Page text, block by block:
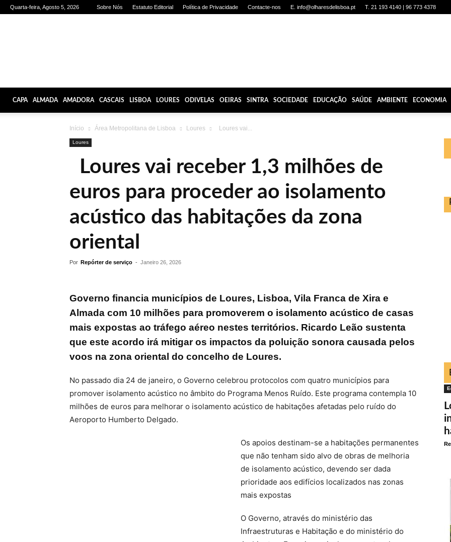
Quarta-feira, Agosto 5, 2026 Sobre Nós Estatuto Editorial Política de Privacidade Contacte-nos E. info@olharesdelisboa.pt T. 21 193 4140 | 96 773 4378
CAPA ALMADA AMADORA CASCAIS LISBOA LOURES ODIVELAS OEIRAS SINTRA SOCIEDADE EDUCAÇÃO SAÚDE AMBIENTE ECONOMIA
Início Área Metropolitana de Lisboa Loures Loures vai...
Loures
Loures vai receber 1,3 milhões de
euros para proceder ao isolamento
acústico das habitações da zona
oriental
Por Repórter de serviço - Janeiro 26, 2026
Governo financia municípios de Loures, Lisboa, Vila Franca de Xira e
Almada com 10 milhões para promoverem o isolamento acústico de casas
mais expostas ao tráfego aéreo nestes territórios. Ricardo Leão sustenta
que este acordo irá mitigar os impactos da poluição sonora causada pelos
voos na zona oriental do concelho de Loures.
No passado dia 24 de janeiro, o Governo celebrou protocolos com quatro municípios para
promover isolamento acústico no âmbito do Programa Menos Ruído. Este programa contempla 10
milhões de euros para melhorar o isolamento acústico de habitações afetadas pelo ruído do
Aeroporto Humberto Delgado.
Os apoios destinam-se a habitações permanentes
que não tenham sido alvo de obras de melhoria
de isolamento acústico, devendo ser dada
prioridade aos edifícios localizados nas zonas
mais expostas
O Governo, através do ministério das
Infraestruturas e Habitação e do ministério do